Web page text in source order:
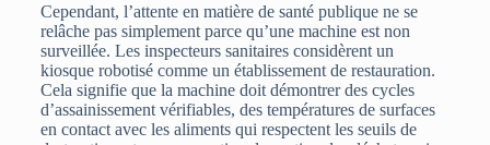
Cependant, l’attente en matière de santé publique ne se
relâche pas simplement parce qu’une machine est non
surveillée. Les inspecteurs sanitaires considèrent un
kiosque robotisé comme un établissement de restauration.
Cela signifie que la machine doit démontrer des cycles
d’assainissement vérifiables, des températures de surfaces
en contact avec les aliments qui respectent les seuils de